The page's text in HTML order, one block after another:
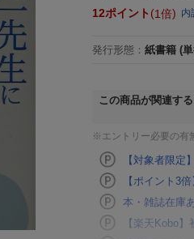
12ポイント 1倍 内
発行形態 ： 紙書籍 (
この商品が関連す
※エントリー必要の有
【対象者限
【ポイント3
本・雑誌在庫
【楽天Kobo